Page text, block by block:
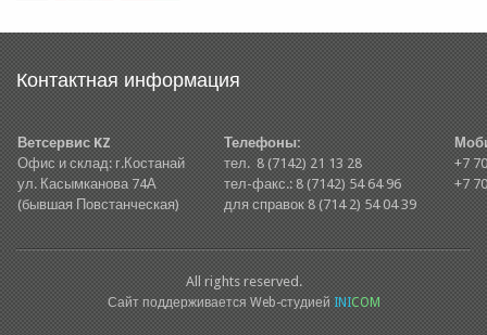
Контактная информация
Ветсервис KZ
Офис и склад: г.Костанай
ул. Касымканова 74А
(бывшая Повстанческая)
Телефоны:
тел. 8 (7142) 21 13 28
тел-факс.: 8 (7142) 54 64 96
для справок 8 (714 2) 54 04 39
+7
+7
All rights reserved.
Сайт поддерживается Web-студией INICOM